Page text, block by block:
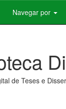
Navegar por
de Teses e